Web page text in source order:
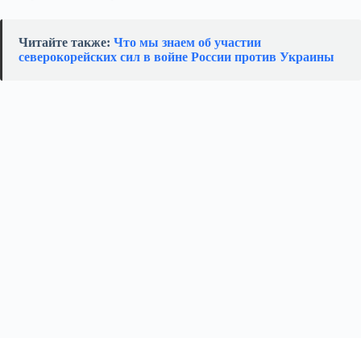
Читайте также: Что мы знаем об участии
северокорейских сил в войне России против Украины